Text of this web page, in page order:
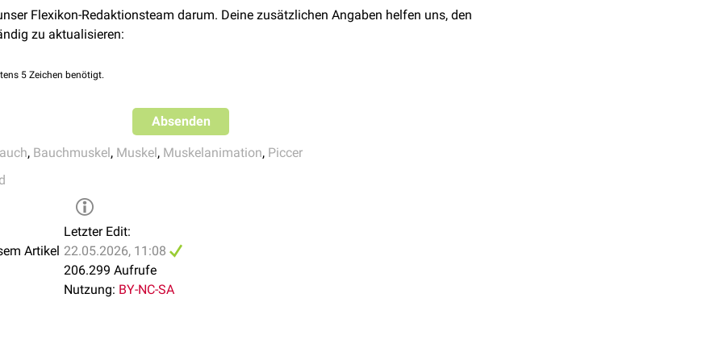
derRektusscheide
Flexikon-Redaktionsteam darum. Deine zusätzlichen Angaben helfen uns, den
zu aktualisieren:
5 Zeichen benötigt.
Absenden
, Bauchmuskel, Muskel, Muskelanimation, Piccer
Artikel
Letzter Edit:
22.05.2026, 11:08
206.299 Aufrufe
Nutzung: BY-NC-SA